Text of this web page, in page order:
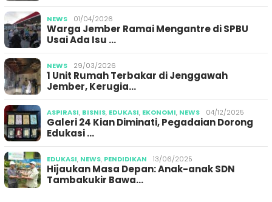
NEWS 01/04/2026
Warga Jember Ramai Mengantre di SPBU
Usai Ada Isu …
NEWS 29/03/2026
1 Unit Rumah Terbakar di Jenggawah
Jember, Kerugia…
ASPIRASI, BISNIS, EDUKASI, EKONOMI, NEWS 04/12/2025
Galeri 24 Kian Diminati, Pegadaian Dorong
Edukasi …
EDUKASI, NEWS, PENDIDIKAN 13/06/2025
Hijaukan Masa Depan: Anak-anak SDN
Tambakukir Bawa…